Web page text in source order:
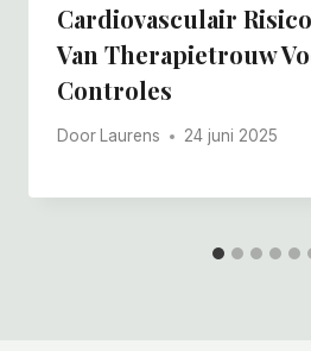
Cardiovasculair
Van Therapietrouw
Controles
Door Laurens 24 juni 2025